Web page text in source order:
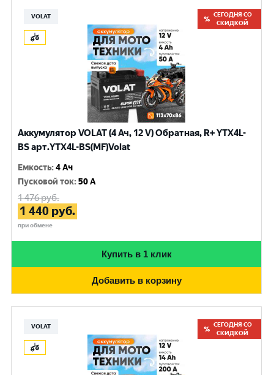
VOLAT
СЕГОДНЯ СО
СКИДКОЙ
Аккумулятор VOLAT (4 Ач, 12 V) Обратная, R+ YTX4L-
BS арт.YTX4L-BS(MF)Volat
Емкость:4 Ач
Пусковой ток:50 A
1 476руб.
1 440 руб.
при обмене
Купить в 1 клик
Добавить в корзину
VOLAT
СЕГОДНЯ СО
СКИДКОЙ